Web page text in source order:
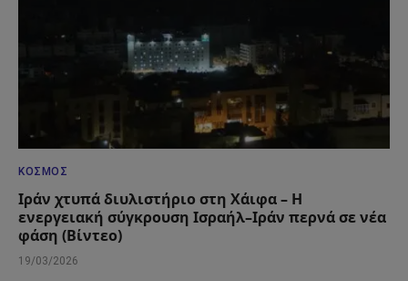
ΚΌΣΜΟΣ
Ιράν χτυπά διυλιστήριο στη Χάιφα – Η
ενεργειακή σύγκρουση Ισραήλ–Ιράν περνά σε νέα
φάση (Βίντεο)
19/03/2026